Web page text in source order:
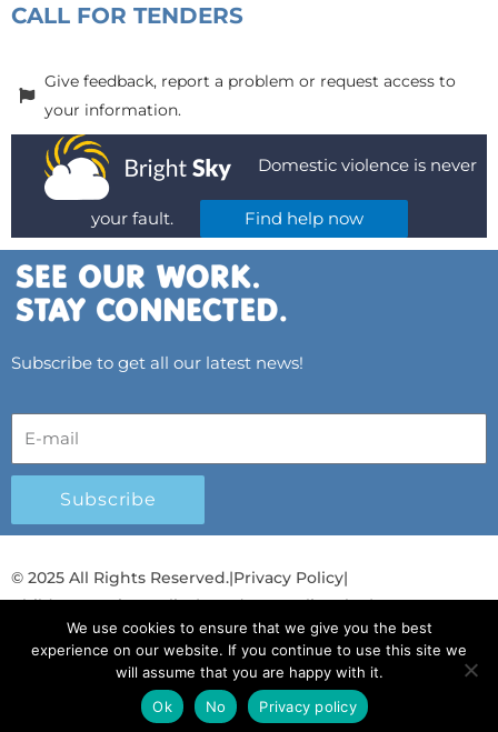
CALL FOR TENDERS
Give feedback, report a problem or request access to
your information.
Domestic violence is never
your fault. Find help now
Ελληνικά
Subscribe to get all our latest news!
Subscribe
© 2025 All Rights Reserved.|Privacy Policy|
Child Protection Policy|Gender Equality Plan|
Λογοδοσία και Διαφάνεια
T
w
Y
o
I
n
S
p
T
i
We use cookies to ensure that we give you the best
experience on our website. If you continue to use this site we
will assume that you are happy with it.
Ok
No Privacy policy
Ελληνικά